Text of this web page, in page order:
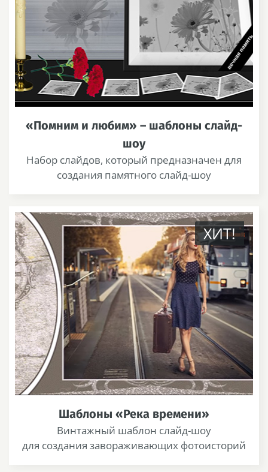
«Помним и любим» – шаблоны слайд-
шоу
Набор слайдов, который предназначен для
создания памятного слайд-шоу
ХИТ!
Шаблоны «Река времени»
Винтажный шаблон слайд-шоу
для создания завораживающих фотоисторий